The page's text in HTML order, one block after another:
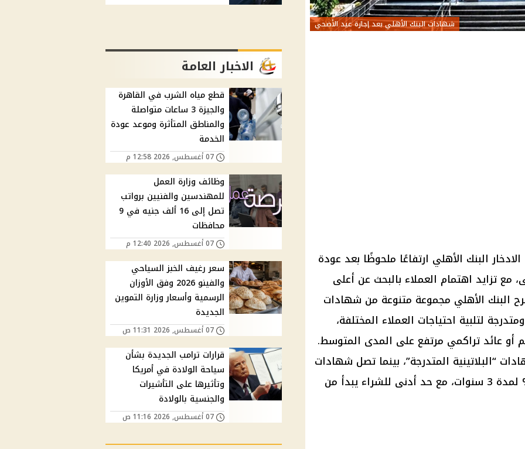
شهادات البنك الأهلي بعد إجازة عيد الأضحي
البنك الأهلي ارتفاعًا ملحوظًا بعد عودة
مع تزايد اهتمام العملاء بالبحث عن أعلى
البنك الأهلي مجموعة متنوعة من شهادات
لتلبية احتياجات العملاء المختلفة،
أو عائد تراكمي مرتفع على المدى المتوسط.
22% ضمن شهادات “البلاتينية المتدرجة”، بينما تصل شهادات
العائد الشهري الثابت إلى 17.25% لمدة 3 سنوات، مع حد أدنى للشراء يبدأ من
الاخبار العامة
قطع مياه الشرب في القاهرة
والجيزة 3 ساعات متواصلة
والمناطق المتأثرة وموعد عودة
الخدمة
07 أغسطس, 2026 12:58 م
وظائف وزارة العمل
للمهندسين والفنيين برواتب
تصل إلى 16 ألف جنيه في 9
محافظات
07 أغسطس, 2026 12:40 م
سعر رغيف الخبز السياحي
والفينو 2026 وفق الأوزان
الرسمية وأسعار وزارة التموين
الجديدة
07 أغسطس, 2026 11:31 ص
قرارات ترامب الجديدة بشأن
سياحة الولادة في أمريكا
وتأثيرها على التأشيرات
والجنسية بالولادة
07 أغسطس, 2026 11:16 ص